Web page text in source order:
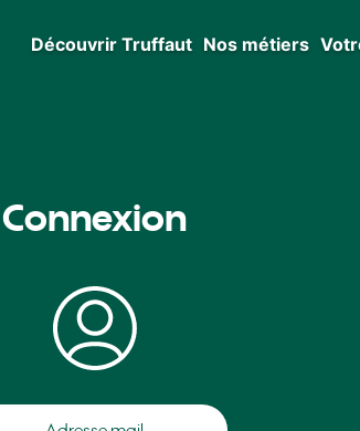
Découvrir Truffaut Nos métiers
Connexion